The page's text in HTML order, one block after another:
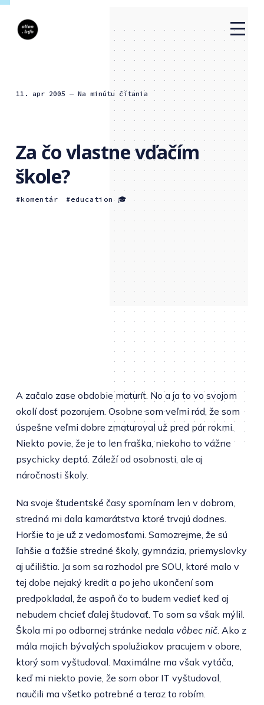
11. apr 2005 — Na minútu čítania
Za čo vlastne vďačím
škole?
komentár education 🎓
A začalo zase obdobie maturít. No a ja to vo svojom
okolí dosť pozorujem. Osobne som veľmi rád, že som
úspešne veľmi dobre zmaturoval už pred pár rokmi.
Niekto povie, že je to len fraška, niekoho to vážne
psychicky deptá. Záleží od osobnosti, ale aj
náročnosti školy.
Na svoje študentské časy spomínam len v dobrom,
stredná mi dala kamarátstva ktoré trvajú dodnes.
Horšie to je už z vedomosťami. Samozrejme, že sú
ľahšie a ťažšie stredné školy, gymnázia, priemyslovky
aj učilištia. Ja som sa rozhodol pre SOU, ktoré malo v
tej dobe nejaký kredit a po jeho ukončení som
predpokladal, že aspoň čo to budem vedieť keď aj
nebudem chcieť ďalej študovať. To som sa však mýlil.
Škola mi po odbornej stránke nedala vôbec nič. Ako z
mála mojich bývalých spolužiakov pracujem v obore,
ktorý som vyštudoval. Maximálne ma však vytáča,
keď mi niekto povie, že som obor IT vyštudoval,
naučili ma všetko potrebné a teraz to robím.